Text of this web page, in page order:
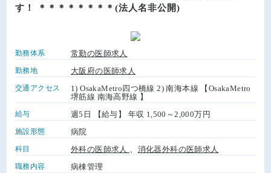
す！ ＊＊＊＊＊＊＊＊(法人名非公開)
勤務体系 常勤の医師求人
勤務地 大阪府の医師求人
交通アクセス
1) OsakaMetro四つ橋線 2) 南海本線 【OsakaMetro
堺筋線 南海高野線 】
給与 週5日 【給与】 年収 1,500～2,000万円
施設形態 病院
科目 外科の医師求人 消化器外科の医師求人
職務内容 病棟管理